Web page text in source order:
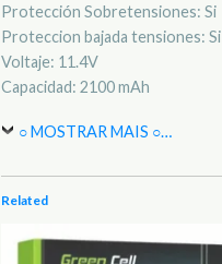
Protección Sobretensiones: Si
Proteccion bajada tensiones: Si
Voltaje: 11.4V
Capacidad: 2100 mAh
○ MOSTRAR MAIS ○…
Related